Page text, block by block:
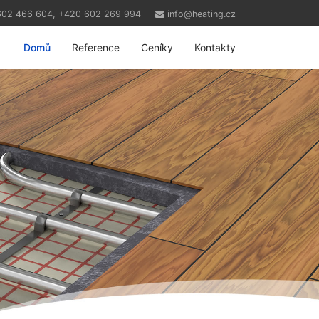
466 604, +420 602 269 994 info@heating.cz
Domů Reference Ceníky Kontakty